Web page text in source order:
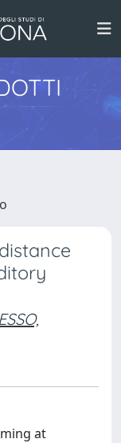
at